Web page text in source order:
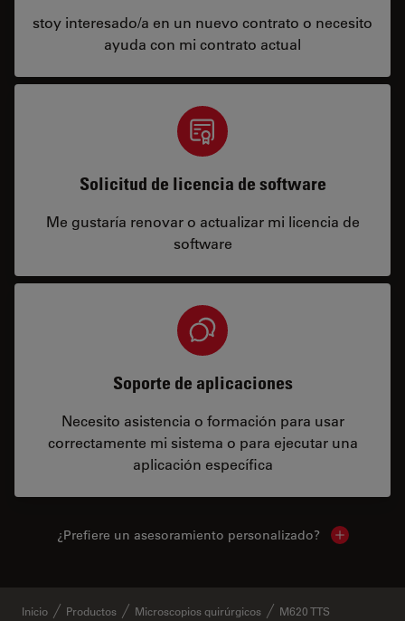
stoy interesado/a en un nuevo contrato o necesito
ayuda con mi contrato actual
Solicitud de licencia de software
Me gustaría renovar o actualizar mi licencia de
software
Soporte de aplicaciones
Necesito asistencia o formación para usar
correctamente mi sistema o para ejecutar una
aplicación específica
¿Prefiere un asesoramiento personalizado? Show local
Inicio Productos Microscopios quirúrgicos M620 TTS